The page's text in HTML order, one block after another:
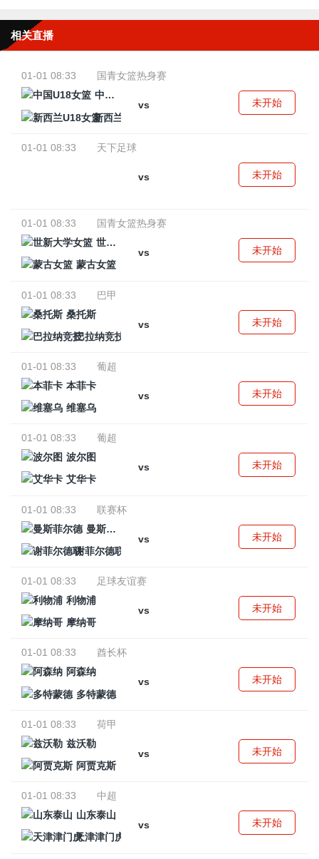
相关直播
01-01 08:33
国青女篮热身赛
中国U18女篮
vs
新西兰U18女篮
未开始
01-01 08:33 天下足球
vs 未开始
01-01 08:33
国青女篮热身赛
世新大学女篮
vs
蒙古女篮
未开始
01-01 08:33
巴甲
桑托斯
vs
巴拉纳竞技
未开始
01-01 08:33
葡超
本菲卡
vs
维塞乌
未开始
01-01 08:33
葡超
波尔图
vs
艾华卡
未开始
01-01 08:33
联赛杯
曼斯菲尔德
vs
谢菲尔德联
未开始
01-01 08:33
足球友谊赛
利物浦
vs
摩纳哥
未开始
01-01 08:33
酋长杯
阿森纳
vs
多特蒙德
未开始
01-01 08:33
荷甲
兹沃勒
vs
阿贾克斯
未开始
01-01 08:33
中超
山东泰山
vs
天津津门虎
未开始